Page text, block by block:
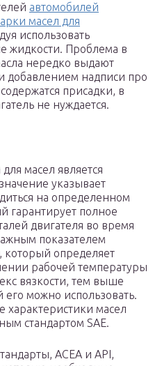
автомобилей
масел для
использовать
жидкости. Проблема в
нередко выдают
добавлением надписи про
присадки, в
не нуждается.
масел является
указывает
на определенном
гарантирует полное
двигателя во время
показателем
который определяет
рабочей температуры
вязкости, тем выше
можно использовать.
характеристики масел
стандартом SAE.
ACEA и API,